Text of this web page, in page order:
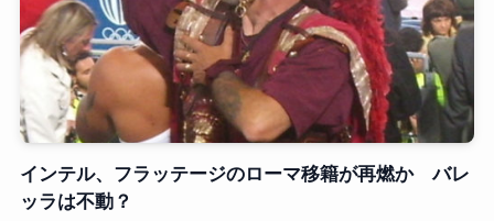
インテル、フラッテージのローマ移籍が再燃か バレ
ッラは不動？